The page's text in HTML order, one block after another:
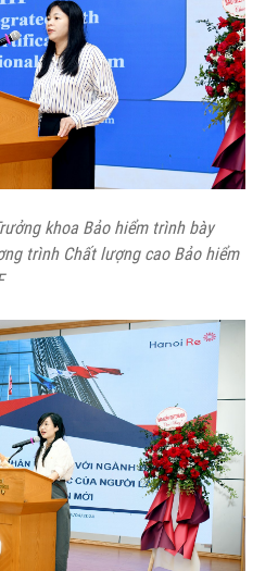
khoa Bảo hiểm trình bày
trình Chất lượng cao Bảo hiểm